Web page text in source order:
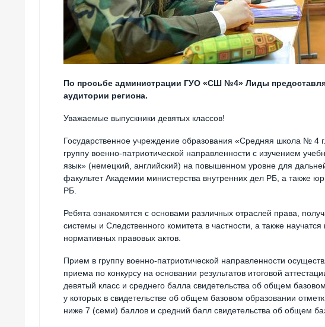
По просьбе администрации ГУО «СШ №4» Лиды
аудитории региона.
Уважаемые выпускники девятых классов!
Государственное учреждение образования «Средняя школа № 4
группу военно-патриотической направленности с изучением
язык» (немецкий, английский) на повышенном уровне для
факультет Академии министерства внутренних дел РБ, а также
РБ.
Ребята ознакомятся с основами различных отраслей права,
системы и Следственного комитета в частности, а также
нормативных правовых актов.
Прием в группу военно-патриотической направленности
приема по конкурсу на основании результатов итоговой
девятый класс и среднего балла свидетельства об общем
у которых в свидетельстве об общем базовом образовании
ниже 7 (семи) баллов и средний балл свидетельства об общем